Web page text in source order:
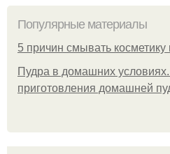
Популярные материалы
5 причин смывать косметику
Пудра в домашних
приготовления домашней